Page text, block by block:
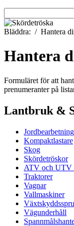
efter:
Bläddra:
Hantera
Hantera
Formuläret för att
prenumeranter på
Lantbruk &
Jordbearbetning
Kompaktlastare
Skog
Skördetröskor
ATV och UTV
Traktorer
Vagnar
Vallmaskiner
Vägunderhåll